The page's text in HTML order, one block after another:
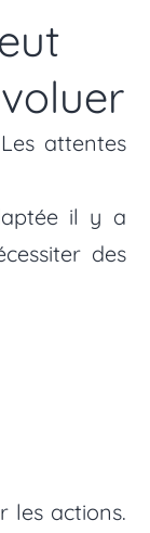
attentes
il y a
des
les actions.